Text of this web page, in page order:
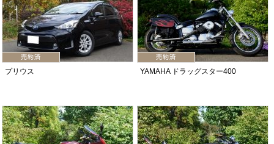
プリウス YAMAHA ドラッグスター400